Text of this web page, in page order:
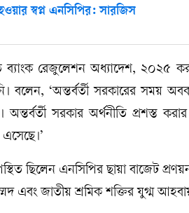
স্বপ্ন এনসিপির: সারজিস
ব্যাংক রেজুলেশন অধ্যাদেশ, ২০২৫
বলেন, ‘অন্তর্বর্তী সরকারের সময়
অন্তর্বর্তী সরকার অর্থনীতি প্রশস্ত
ছিলেন এনসিপির ছায়া বাজেট
এবং জাতীয় শ্রমিক শক্তির যুগ্ম